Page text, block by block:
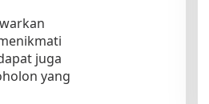
juga
yang